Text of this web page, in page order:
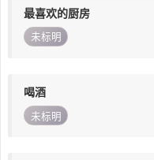
最喜欢的厨房
未标明
喝酒
未标明